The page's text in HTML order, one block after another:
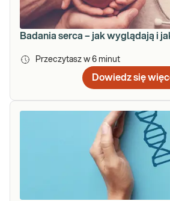
Badania serca – jak wyglądają i
Przeczytasz w 6 minut
Dowiedz się